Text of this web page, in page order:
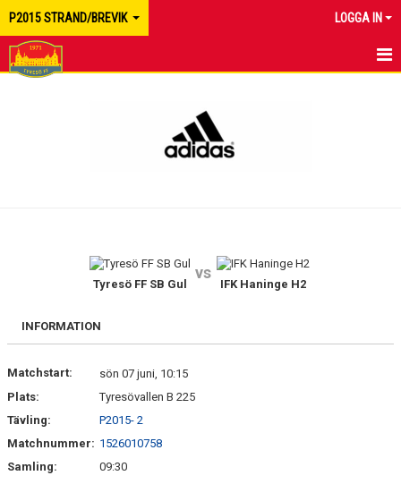
P2015 STRAND/BREVIK LOGGA IN
DOKUMENT
Tyresö FF SB Gul
vs
IFK Haninge H2
INFORMATION
Matchstart:
sön 07 juni, 10:15
Plats:
Tyresövallen B 225
Tävling:
P2015- 2
Matchnummer: 1526010758
Samling:
09:30